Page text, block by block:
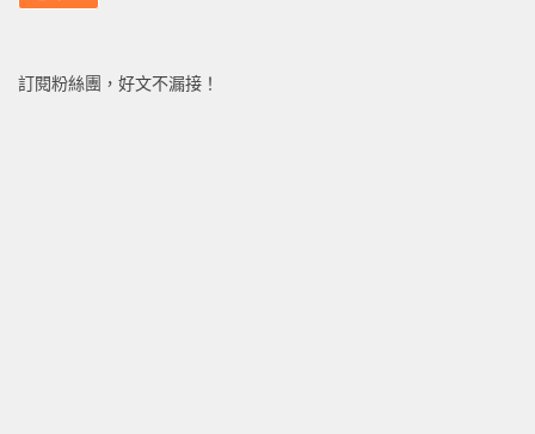
訂閱粉絲團，好文不漏接！